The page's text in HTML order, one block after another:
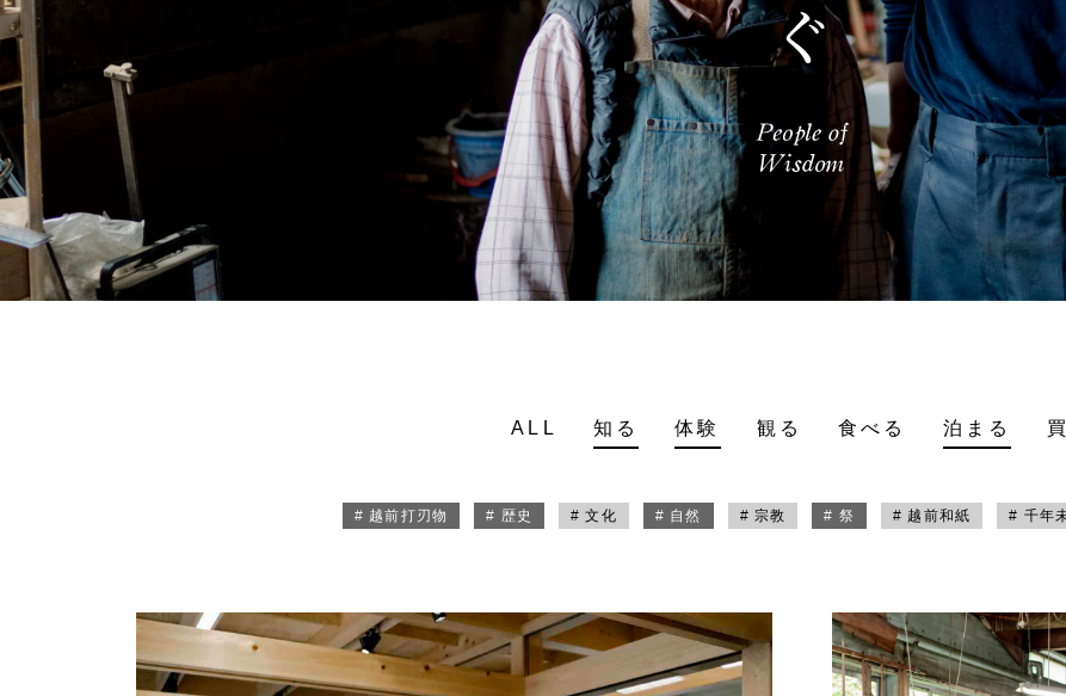
ALL 知る 体験 観る 食べる 泊まる
# 越前打刃物 # 歴史 # 文化 # 自然 # 宗教 # 祭 # 越前和紙 # 千年